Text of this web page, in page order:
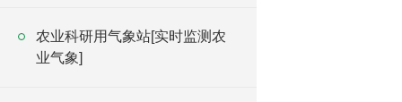
农业科研用气象站[实时监测农
业气象]